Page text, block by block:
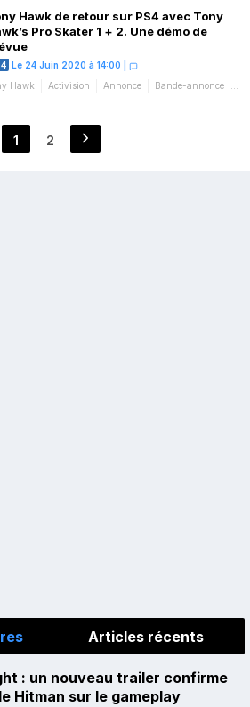
Hawk de retour sur PS4 avec Tony
Pro Skater 1 + 2. Une démo de
Le 24 Juin 2020 à 14:00
Hawk
Activision Annonce
Bande-annonce
Page
1 Page
2
Articles récents
: un nouveau trailer confirme
Hitman sur le gameplay